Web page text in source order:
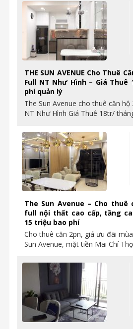
THE SUN AVENUE Cho Thuê
Full NT Như Hình – Giá
phí quản lý
The Sun Avenue cho thuê căn hộ
NT Như Hình Giá Thuê 18tr/
The Sun Avenue – Cho thuê
full nội thất cao cấp, tầng
15 triệu bao phí
Cho thuê căn 2pn, giá ưu đãi
Sun Avenue, mặt tiền Mai Chí